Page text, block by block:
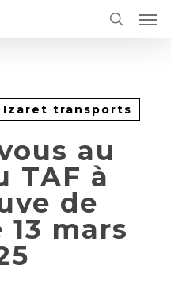
Izaret transports
au
TAF à
de
mars